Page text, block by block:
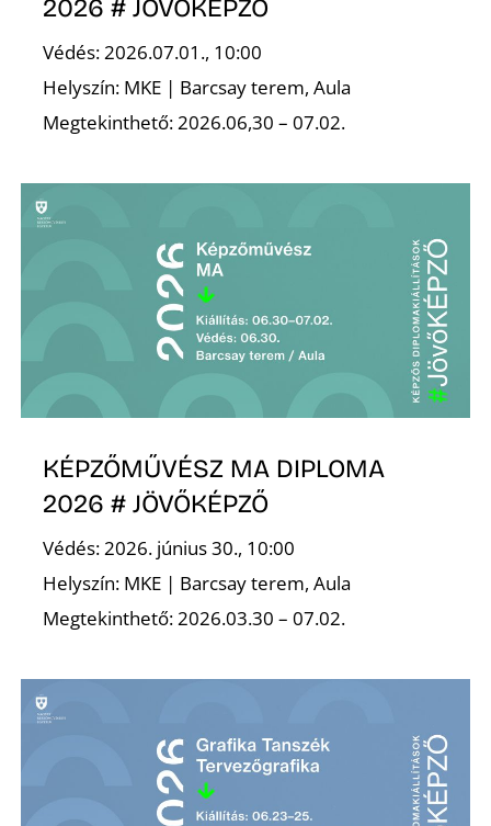
2026 # JÖVŐKÉPZŐ
Védés: 2026.07.01., 10:00
Helyszín: MKE | Barcsay terem, Aula
Megtekinthető: 2026.06,30 – 07.02.
KÉPZŐMŰVÉSZ MA DIPLOMA
2026 # JÖVŐKÉPZŐ
Védés: 2026. június 30., 10:00
Helyszín: MKE | Barcsay terem, Aula
Megtekinthető: 2026.03.30 – 07.02.